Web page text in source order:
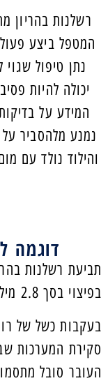
רשלנות
המטפל ביצע
נתן טיפול
יכולה להיות
המידע על
והילוד נולד עם
דוגמה
תביעת רשלנות
בפיצוי בסך 2.8 מיליון ₪
בעקבות כשל של
סקירת המערכות
העובר סובל